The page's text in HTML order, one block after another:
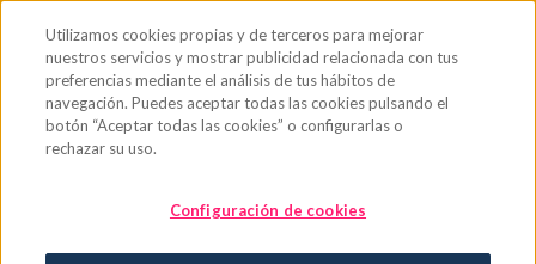
Utilizamos cookies propias y de terceros para mejorar
nuestros servicios y mostrar publicidad relacionada con tus
preferencias mediante el análisis de tus hábitos de
navegación. Puedes aceptar todas las cookies pulsando el
botón “Aceptar todas las cookies” o configurarlas o
rechazar su uso.
Configuración de cookies